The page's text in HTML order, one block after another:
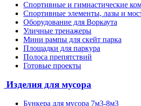
Спортивные и гимнастические
Спортивные элементы, лазы и
Оборудование для Воркаута
Уличные тренажеры
Мини рампы для скейт парка
Площадки для паркура
Полоса препятствий
Готовые проекты
Изделия для мусора
Бункера для мусора 7м3-8м3